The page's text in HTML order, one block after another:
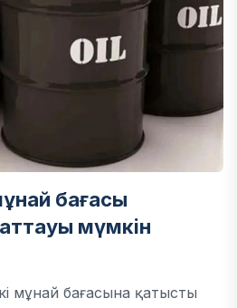
бағасы
мүмкін
мұнай бағасына қатысты